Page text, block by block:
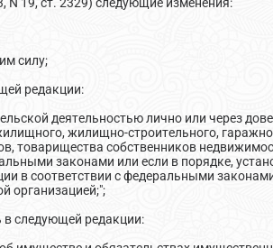
N 19, ст. 2329) следующие изменения:
силу;
редакции:
деятельностью лично или через
жилищно-строительного,
товарищества собственников
законами или если в порядке,
в соответствии с федеральными
организацией;";
в следующей редакции: